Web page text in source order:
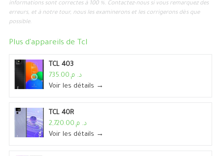
informations sont correctes à 100 %. Contactez-nous si vous remarquez des
erreurs, et à notre tour, nous les examinerons et les corrigerons dès que
possible.
Plus d'appareils de Tcl
TCL 403
د. م.735.00
Voir les détails →
TCL 40R
د. م.2,720.00
Voir les détails →